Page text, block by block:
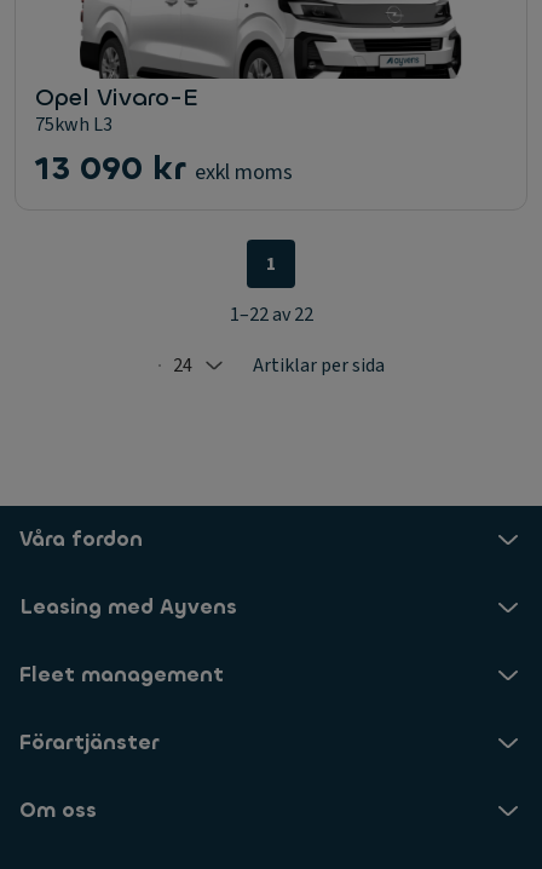
Opel Vivaro-E
75kwh L3
13 090 kr exkl moms
Selected: 24
24 Artiklar per sida
1
1–22 av 22
Våra fordon
Leasing med Ayvens
Fleet management
Förartjänster
Om oss